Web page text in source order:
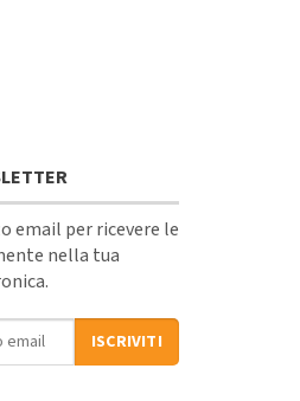
email per ricevere le
nella tua
ISCRIVITI